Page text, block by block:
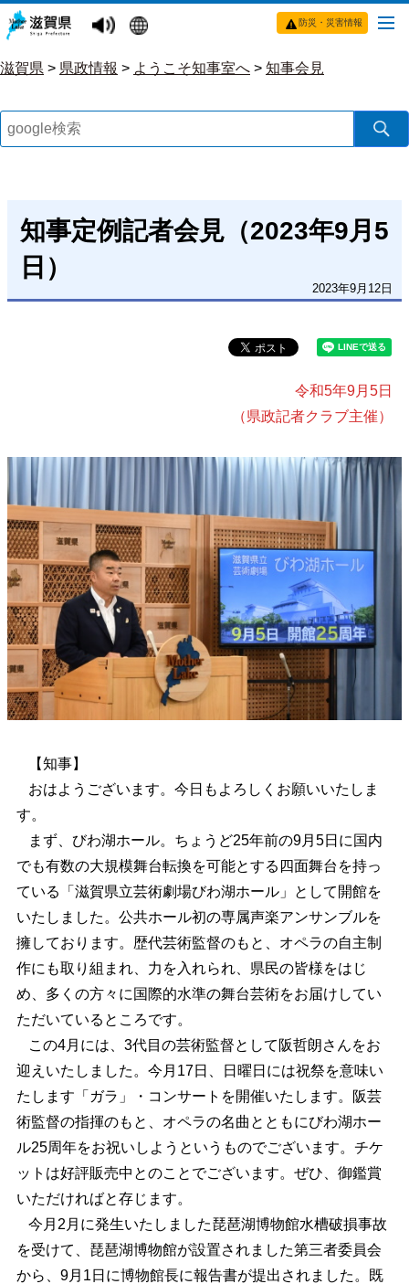
防災・災害情報
滋賀県 > 県政情報 > ようこそ知事室へ > 知事会見
知事定例記者会見（2023年9月5
日）
2023年9月12日
令和5年9月5日
（県政記者クラブ主催）
【知事】
おはようございます。今日もよろしくお願いいたしま
す。
まず、びわ湖ホール。ちょうど25年前の9月5日に国内
でも有数の大規模舞台転換を可能とする四面舞台を持っ
ている「滋賀県立芸術劇場びわ湖ホール」として開館を
いたしました。公共ホール初の専属声楽アンサンブルを
擁しております。歴代芸術監督のもと、オペラの自主制
作にも取り組まれ、力を入れられ、県民の皆様をはじ
め、多くの方々に国際的水準の舞台芸術をお届けしてい
ただいているところです。
この4月には、3代目の芸術監督として阪哲朗さんをお
迎えいたしました。今月17日、日曜日には祝祭を意味い
たします「ガラ」・コンサートを開催いたします。阪芸
術監督の指揮のもと、オペラの名曲とともにびわ湖ホー
ル25周年をお祝いしようというものでございます。チケ
ットは好評販売中とのことでございます。ぜひ、御鑑賞
いただければと存じます。
今月2月に発生いたしました琵琶湖博物館水槽破損事故
を受けて、琵琶湖博物館が設置されました第三者委員会
から、9月1日に博物館長に報告書が提出されました。既